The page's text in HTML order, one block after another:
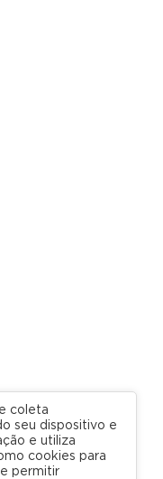
coleta
seu dispositivo e
e utiliza
cookies para
permitir